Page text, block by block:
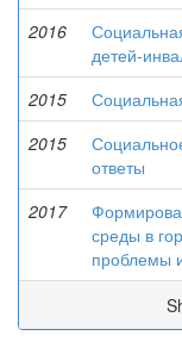
2016
детей-
2015
2015
ответы
2017
среды в
проблемы